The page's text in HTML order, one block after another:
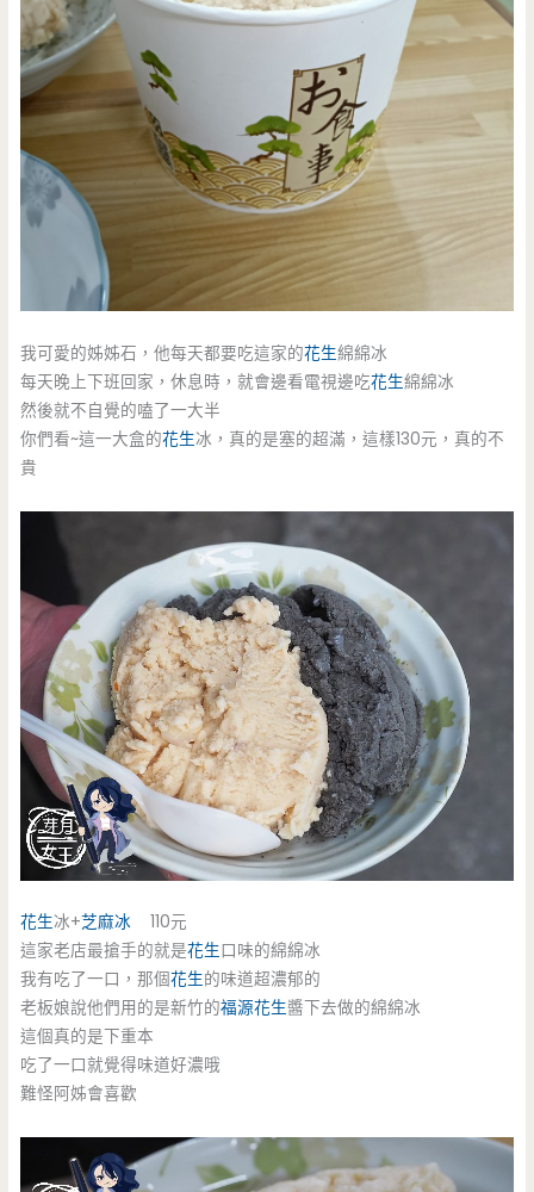
我可愛的姊姊石，他每天都要吃這家的花生綿綿冰
每天晚上下班回家，休息時，就會邊看電視邊吃花生綿綿冰
然後就不自覺的嗑了一大半
你們看~這一大盒的花生冰，真的是塞的超滿，這樣130元，真的不
貴
花生冰+芝麻冰 110元
這家老店最搶手的就是花生口味的綿綿冰
我有吃了一口，那個花生的味道超濃郁的
老板娘說他們用的是新竹的福源花生醬下去做的綿綿冰
這個真的是下重本
吃了一口就覺得味道好濃哦
難怪阿姊會喜歡